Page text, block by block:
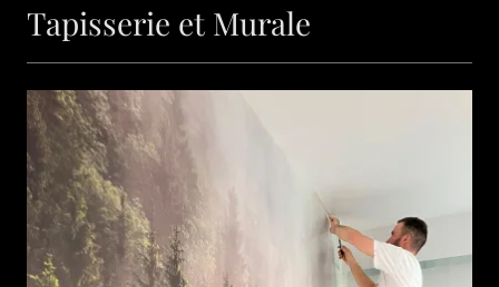
Tapisserie et Murale